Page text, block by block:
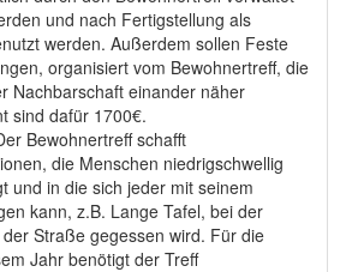
und nach Fertigstellung als
werden. Außerdem sollen Feste
organisiert vom Bewohnertreff, die
Nachbarschaft einander näher
sind dafür 1700€.
Bewohnertreff schafft
die Menschen niedrigschwellig
und in die sich jeder mit seinem
kann, z.B. Lange Tafel, bei der
Straße gegessen wird. Für die
Jahr benötigt der Treff